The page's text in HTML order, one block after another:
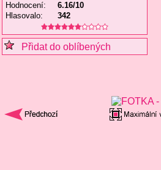
Hodnocení:
6.16/10
Hlasovalo:
342
Přidat do oblíbených